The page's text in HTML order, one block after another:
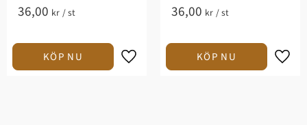
36,00 kr /st 36,00 kr /st